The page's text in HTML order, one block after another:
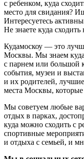
с ребенком, куда
место для свидания?
Интересуетесь
Не знаете куда
Кудамоскоу — это
Москвы. Мы знаем
с парнем или большой
события, музеи и
и их родителей,
места Москвы, которые
Мы советуем любые
отдых в парках,
куда можно сходить с
спортивные
и отдыха с семьей, и